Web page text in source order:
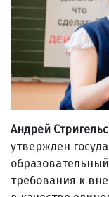
Андрей
утвержден
требования к